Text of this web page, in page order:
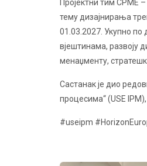
Пројектни тим CPME
тему дизајнирања
01.03.2027. Укупно
вјештинама, развоју
менаџменту,
Састанак је дио
процесима“ (USE
#useipm